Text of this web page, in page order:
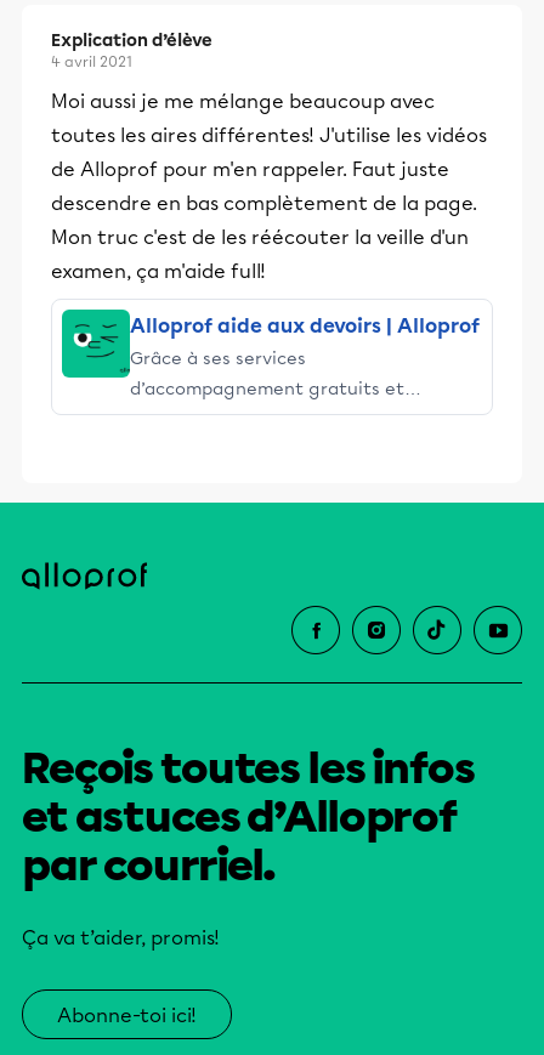
Explication d’élève
4 avril 2021
Moi aussi je me mélange beaucoup avec
toutes les aires différentes! J'utilise les vidéos
de Alloprof pour m'en rappeler. Faut juste
descendre en bas complètement de la page.
Mon truc c'est de les réécouter la veille d'un
examen, ça m'aide full!
Alloprof aide aux devoirs | Alloprof
Grâce à ses services
d’accompagnement gratuits et
stimulants, Alloprof engage les élèves
Reçois toutes les infos
et astuces d’Alloprof
par courriel.
Ça va t’aider, promis!
Abonne-toi ici!